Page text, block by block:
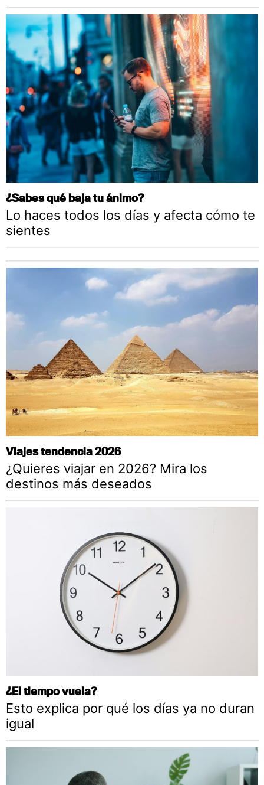
¿Sabes qué baja tu ánimo?
Lo haces todos los días y afecta cómo te
sientes
Viajes tendencia 2026
¿Quieres viajar en 2026? Mira los
destinos más deseados
¿El tiempo vuela?
Esto explica por qué los días ya no duran
igual